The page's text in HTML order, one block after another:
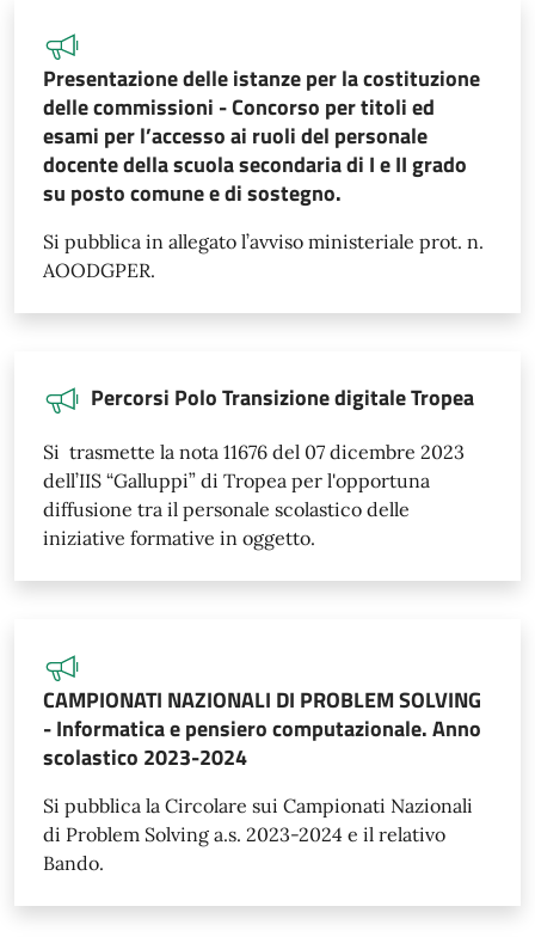
Presentazione delle istanze per la costituzione
delle commissioni - Concorso per titoli ed
esami per l’accesso ai ruoli del personale
docente della scuola secondaria di I e II grado
su posto comune e di sostegno.
Si pubblica in allegato l’avviso ministeriale prot. n.
AOODGPER.
Percorsi Polo Transizione digitale Tropea
Si trasmette la nota 11676 del 07 dicembre 2023
dell’IIS “Galluppi” di Tropea per l'opportuna
diffusione tra il personale scolastico delle
iniziative formative in oggetto.
CAMPIONATI NAZIONALI DI PROBLEM SOLVING
- Informatica e pensiero computazionale. Anno
scolastico 2023-2024
Si pubblica la Circolare sui Campionati Nazionali
di Problem Solving a.s. 2023-2024 e il relativo
Bando.